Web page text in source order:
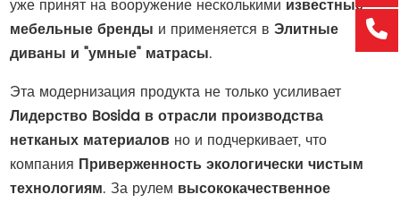
уже принят на вооружение несколькими известные
мебельные бренды и применяется вЭлитные
диваны и "умные" матрасы.
Эта модернизация продукта не только усиливает
Лидерство Bosida в отрасли производства
нетканых материалов но и подчеркивает, что
компания Приверженность экологически чистым
технологиям. За рулем высококачественное